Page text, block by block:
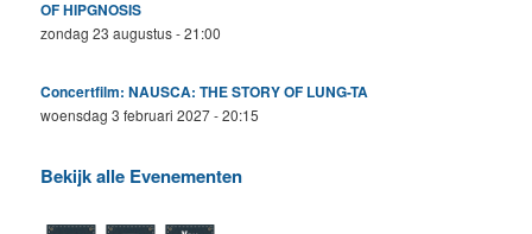
OF HIPGNOSIS
zondag 23 augustus - 21:00
Concertfilm: NAUSCA: THE STORY OF LUNG-TA
woensdag 3 februari 2027 - 20:15
Bekijk alle Evenementen